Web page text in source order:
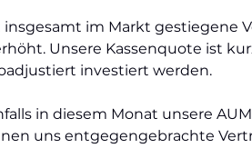
im Markt gestiegene
Unsere Kassenquote ist
investiert werden.
in diesem Monat unsere
uns entgegengebrachte